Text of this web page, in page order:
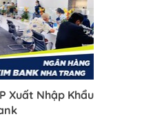
Xuất Nhập Khẩu